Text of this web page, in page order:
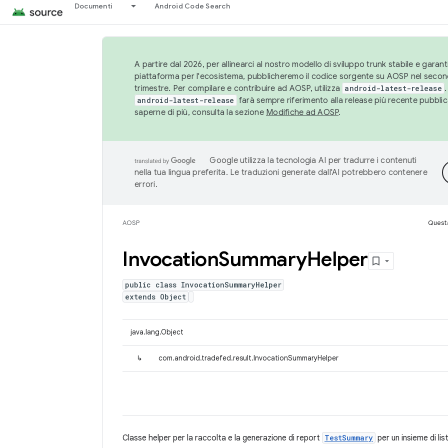
Documenti Android Code Search
A partire dal 2026, per allinearci al nostro modello di sviluppo trunk stabile e
piattaforma per l'ecosistema, pubblicheremo il codice sorgente su AOSP nel
trimestre. Per compilare e contribuire ad AOSP, utilizza android-latest-release
android-latest-release farà sempre riferimento alla release più recente
saperne di più, consulta la sezione Modifiche ad AOSP.
Google utilizza la tecnologia AI per tradurre i contenuti
nella tua lingua preferita. Le traduzioni generate dall'AI potrebbero contenere
errori.
AOSP
InvocationSummaryHelper
public class InvocationSummaryHelper
extends Object
java.lang.Object
↳ com.android.tradefed.result.InvocationSummaryHelper
Classe helper per la raccolta e la generazione di report TestSummary per un insieme di